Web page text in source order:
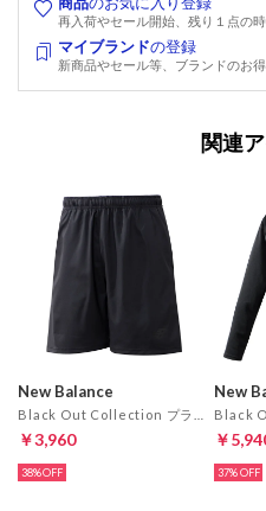
再入荷やセール開始、残り１点の
マイブランドの登録
新商品やセール等、ブランドのお
関連
New Balance
￥3,960
38%
New
￥
37%